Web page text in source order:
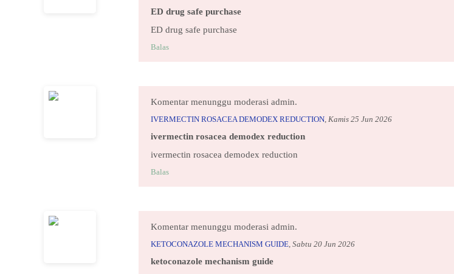
ED drug safe purchase
ED drug safe purchase
Balas
Komentar menunggu moderasi admin.
IVERMECTIN ROSACEA DEMODEX REDUCTION, Kamis 25 Jun 2026
ivermectin rosacea demodex reduction
ivermectin rosacea demodex reduction
Balas
Komentar menunggu moderasi admin.
KETOCONAZOLE MECHANISM GUIDE, Sabtu 20 Jun 2026
ketoconazole mechanism guide